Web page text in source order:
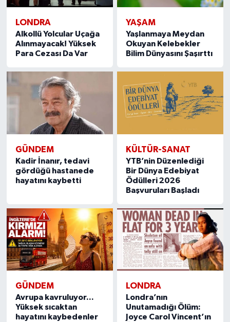
LONDRA
Alkollü Yolcular Uçağa
Alınmayacak! Yüksek
Para Cezası Da Var
YAŞAM
Yaşlanmaya Meydan
Okuyan Kelebekler
Bilim Dünyasını Şaşırttı
GÜNDEM
Kadir İnanır, tedavi
gördüğü hastanede
hayatını kaybetti
KÜLTÜR-SANAT
YTB’nin Düzenlediği
Bir Dünya Edebiyat
Ödülleri 2026
Başvuruları Başladı
GÜNDEM
Avrupa kavruluyor...
Yüksek sıcaktan
hayatını kaybedenler
LONDRA
Londra’nın
Unutamadığı Ölüm:
Joyce Carol Vincent’ın